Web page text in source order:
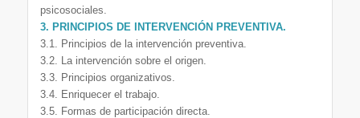
psicosociales.
3. PRINCIPIOS DE INTERVENCIÓN PREVENTIVA.
3.1. Principios de la intervención preventiva.
3.2. La intervención sobre el origen.
3.3. Principios organizativos.
3.4. Enriquecer el trabajo.
3.5. Formas de participación directa.